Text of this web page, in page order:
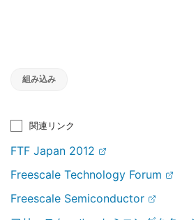
組み込み
関連リンク
FTF Japan 2012
Freescale Technology Forum
Freescale Semiconductor